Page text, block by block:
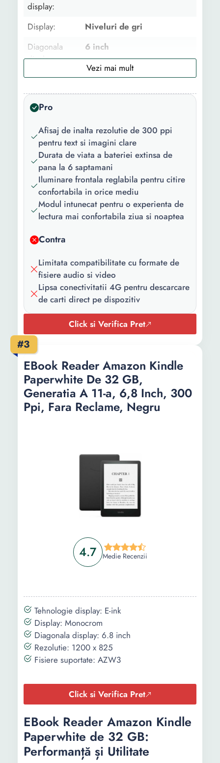
display:
Display:
Niveluri de gri
Diagonala
display:
6 inch
Numar niveluri
de gri:
16
Rezolutie
optica:
Fisiere
suportate:
PDF RTF TXT EPUB HTML
MOBI AZW JPEG GIF PNG
DOCX AZW3 PRC AAX
Conectivitate:
Bluetooth Wi-Fi
Tip USB:
USB Type C
Continut
pachet:
1 x eBook
Culoare:
Albastru denim
Capacitate
16 GB
Autonomie
acumulator:
Inaltime:
157.8 mm
Latime:
108.6 mm
Pro
Afisaj de inalta rezolutie de 300 ppi
pentru text si imagini clare
Durata de viata a bateriei extinsa de
pana la 6 saptamani
Iluminare frontala reglabila pentru citire
confortabila in orice mediu
Modul intunecat pentru o experienta de
lectura mai confortabila ziua si noaptea
Contra
Limitata compatibilitate cu formate de
fisiere audio si video
Lipsa conectivitatii 4G pentru descarcare
de carti direct pe dispozitiv
Click si Verifica Pret
#3
4.7 Medie Recenzii
EBook Reader Amazon Kindle
Paperwhite De 32 GB,
Generatia A 11-a, 6,8 Inch, 300
Ppi, Fаrа Reclame, Negru
Tehnologie display: E-ink
Display: Monocrom
Diagonala display: 6.8 inch
Rezolutie: 1200 x 825
Fisiere suportate: AZW3
Click si Verifica Pret
EBook Reader Amazon Kindle
Paperwhite de 32 GB:
Performanță și Utilitate